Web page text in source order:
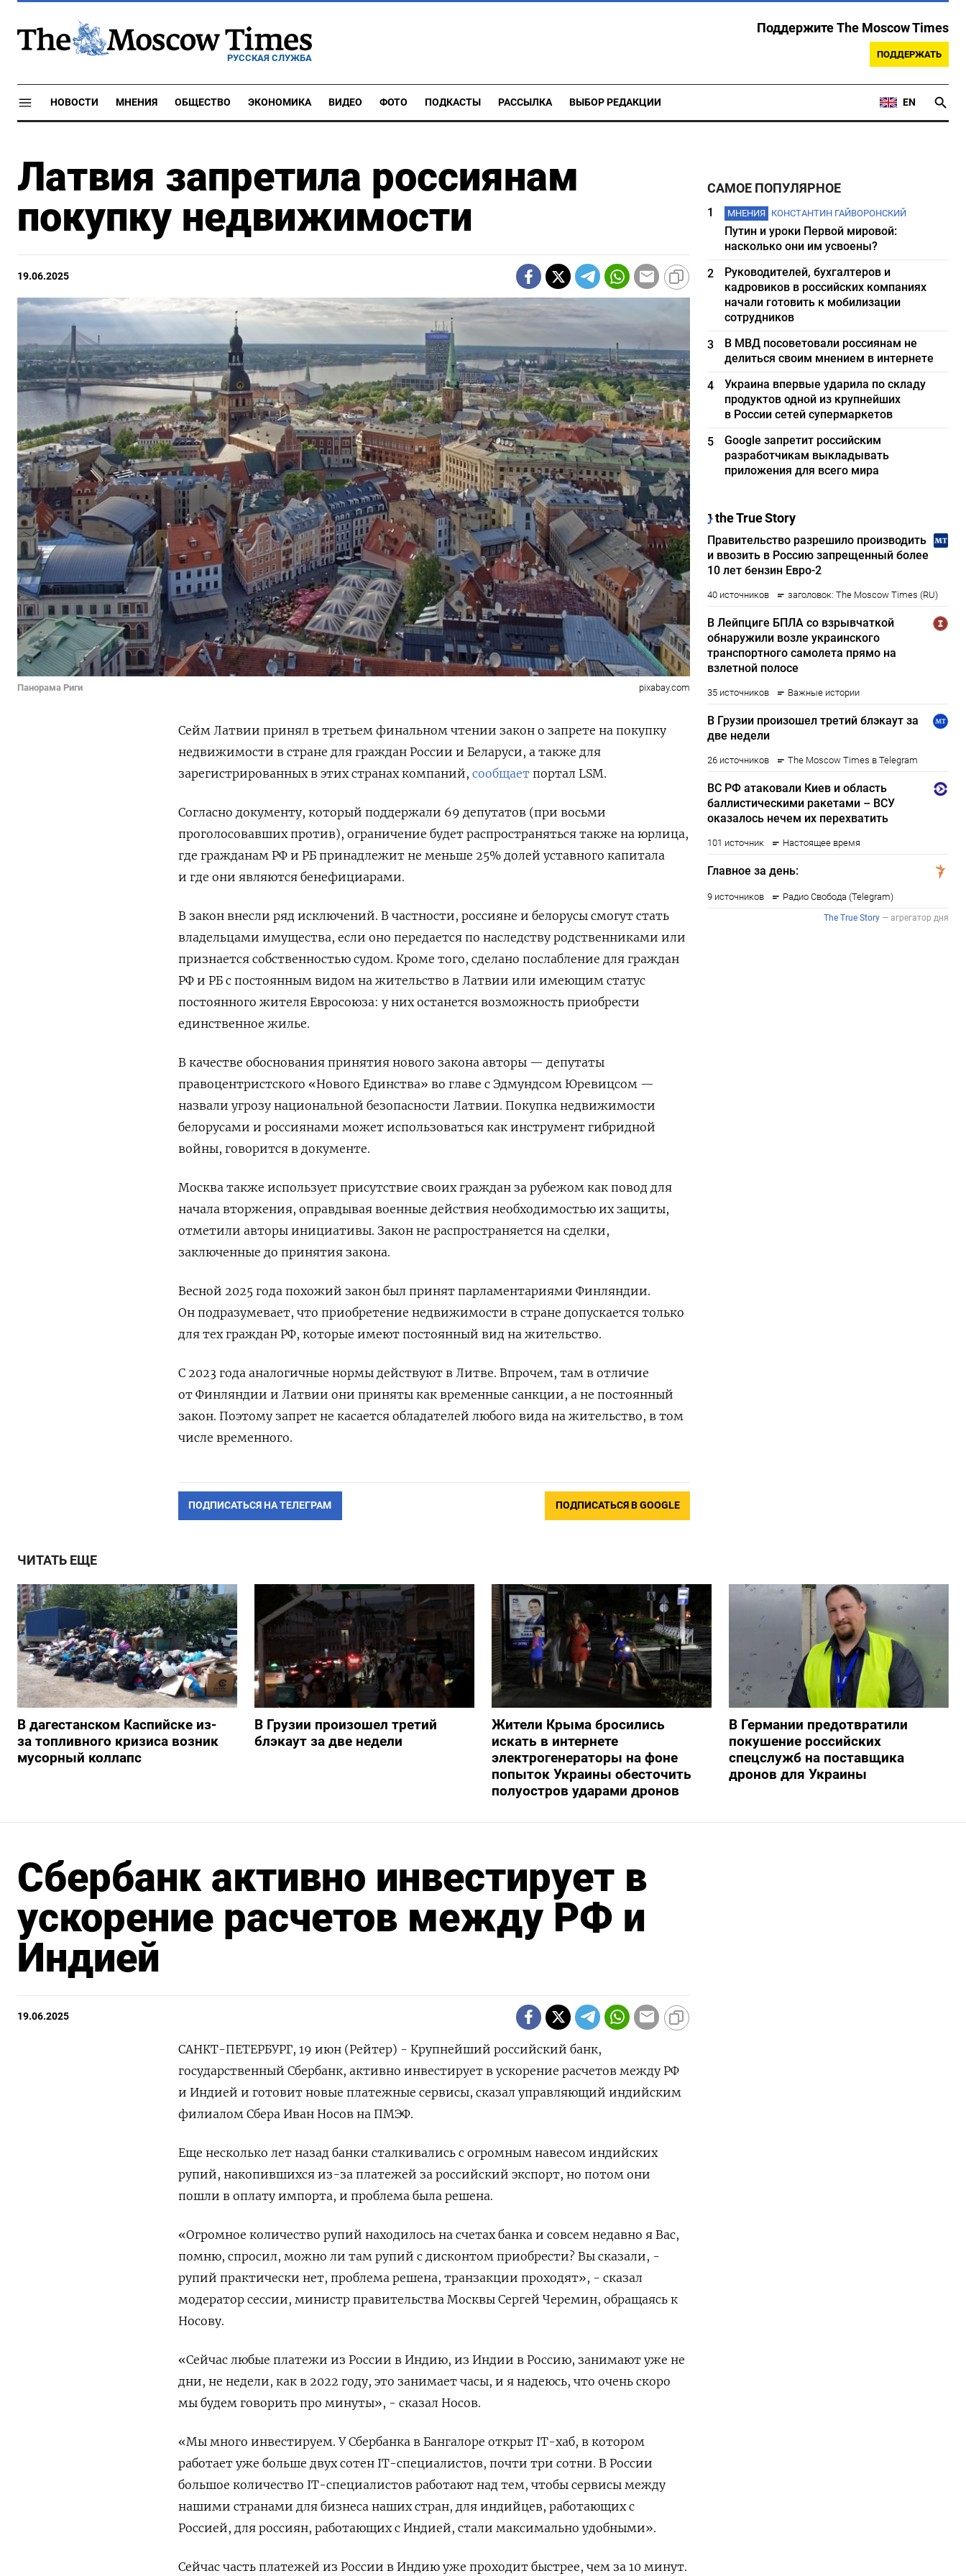
РУССКАЯ СЛУЖБА
Поддержите The Moscow Times
ПОДДЕРЖАТЬ
НОВОСТИ МНЕНИЯ ОБЩЕСТВО ЭКОНОМИКА ВИДЕО ФОТО ПОДКАСТЫ РАССЫЛКА ВЫБОР РЕДАКЦИИ EN
Латвия запретила россиянам
покупку недвижимости
19.06.2025
Панорама Риги pixabay.com
Сейм Латвии принял в третьем финальном чтении закон о запрете на покупку
недвижимости в стране для граждан России и Беларуси, а также для
зарегистрированных в этих странах компаний, сообщает портал LSM.
Согласно документу, который поддержали 69 депутатов (при восьми
проголосовавших против), ограничение будет распространяться также на юрлица,
где гражданам РФ и РБ принадлежит не меньше 25% долей уставного капитала
и где они являются бенефициарами.
В закон внесли ряд исключений. В частности, россияне и белорусы смогут стать
владельцами имущества, если оно передается по наследству родственниками или
признается собственностью судом. Кроме того, сделано послабление для граждан
РФ и РБ с постоянным видом на жительство в Латвии или имеющим статус
постоянного жителя Евросоюза: у них останется возможность приобрести
единственное жилье.
В качестве обоснования принятия нового закона авторы — депутаты
правоцентристского «Нового Единства» во главе с Эдмундсом Юревицсом —
назвали угрозу национальной безопасности Латвии. Покупка недвижимости
белорусами и россиянами может использоваться как инструмент гибридной
войны, говорится в документе.
Москва также использует присутствие своих граждан за рубежом как повод для
начала вторжения, оправдывая военные действия необходимостью их защиты,
отметили авторы инициативы. Закон не распространяется на сделки,
заключенные до принятия закона.
Весной 2025 года похожий закон был принят парламентариями Финляндии.
Он подразумевает, что приобретение недвижимости в стране допускается только
для тех граждан РФ, которые имеют постоянный вид на жительство.
С 2023 года аналогичные нормы действуют в Литве. Впрочем, там в отличие
от Финляндии и Латвии они приняты как временные санкции, а не постоянный
закон. Поэтому запрет не касается обладателей любого вида на жительство, в том
числе временного.
ПОДПИСАТЬСЯ НА ТЕЛЕГРАМ ПОДПИСАТЬСЯ В GOOGLE
САМОЕ ПОПУЛЯРНОЕ
1 МНЕНИЯ КОНСТАНТИН ГАЙВОРОНСКИЙ
Путин и уроки Первой мировой:
насколько они им усвоены?
2
Руководителей, бухгалтеров и
кадровиков в российских компаниях
начали готовить к мобилизации
сотрудников
3
В МВД посоветовали россиянам не
делиться своим мнением в интернете
4
Украина впервые ударила по складу
продуктов одной из крупнейших
в России сетей супермаркетов
5
Google запретит российским
разработчикам выкладывать
приложения для всего мира
ЧИТАТЬ ЕЩЕ
В дагестанском Каспийске из-
за топливного кризиса возник
мусорный коллапс
В Грузии произошел третий
блэкаут за две недели
Жители Крыма бросились
искать в интернете
электрогенераторы на фоне
попыток Украины обесточить
полуостров ударами дронов
В Германии предотвратили
покушение российских
спецслужб на поставщика
дронов для Украины
Сбербанк активно инвестирует в
ускорение расчетов между РФ и
Индией
19.06.2025
САНКТ-ПЕТЕРБУРГ, 19 июн (Рейтер) - Крупнейший российский банк,
государственный Сбербанк, активно инвестирует в ускорение расчетов между РФ
и Индией и готовит новые платежные сервисы, сказал управляющий индийским
филиалом Сбера Иван Носов на ПМЭФ.
Еще несколько лет назад банки сталкивались с огромным навесом индийских
рупий, накопившихся из-за платежей за российский экспорт, но потом они
пошли в оплату импорта, и проблема была решена.
«Огромное количество рупий находилось на счетах банка и совсем недавно я Вас,
помню, спросил, можно ли там рупий с дисконтом приобрести? Вы сказали, -
рупий практически нет, проблема решена, транзакции проходят», - сказал
модератор сессии, министр правительства Москвы Сергей Черемин, обращаясь к
Носову.
«Сейчас любые платежи из России в Индию, из Индии в Россию, занимают уже не
дни, не недели, как в 2022 году, это занимает часы, и я надеюсь, что очень скоро
мы будем говорить про минуты», - сказал Носов.
«Мы много инвестируем. У Сбербанка в Бангалоре открыт IT-хаб, в котором
работает уже больше двух сотен IT-специалистов, почти три сотни. В России
большое количество IT-специалистов работают над тем, чтобы сервисы между
нашими странами для бизнеса наших стран, для индийцев, работающих с
Россией, для россиян, работающих с Индией, стали максимально удобными».
Сейчас часть платежей из России в Индию уже проходит быстрее, чем за 10 минут.